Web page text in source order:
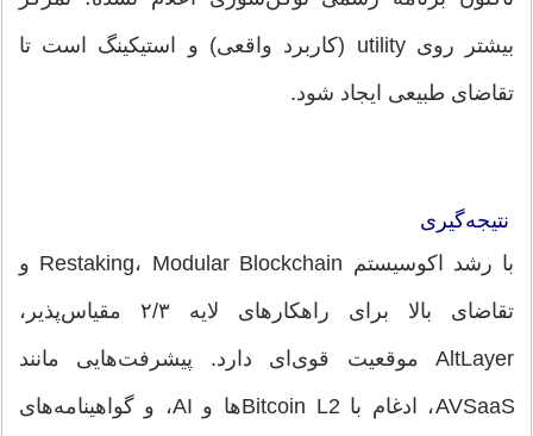
بیشتر روی utility (کاربرد واقعی) و استیکینگ است تا
تقاضای طبیعی ایجاد شود.
نتیجه‌گیری
با رشد اکوسیستم Restaking، Modular Blockchain و
تقاضای بالا برای راهکارهای لایه ۲/۳ مقیاس‌پذیر،
AltLayer موقعیت قوی‌ای دارد. پیشرفت‌هایی مانند
AVSaaS، ادغام با Bitcoin L2ها و AI، و گواهینامه‌های